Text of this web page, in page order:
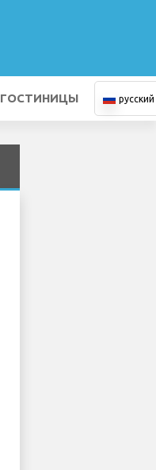
ГОСТИНИЦЫ русский